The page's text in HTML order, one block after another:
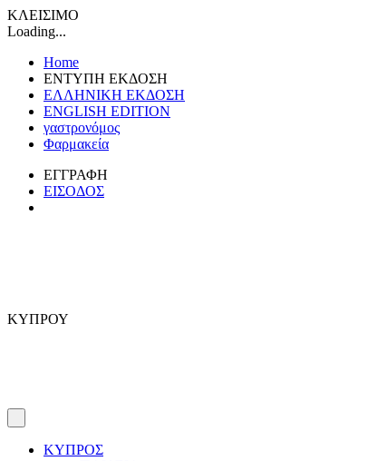
ΚΛΕΙΣΙΜΟ
Loading...
Home
ΕΝΤΥΠΗ ΕΚΔΟΣΗ
ΕΛΛΗΝΙΚΗ ΕΚΔΟΣΗ
ENGLISH EDITION
γαστρονόμος
Φαρμακεία
ΕΓΓΡΑΦΗ
ΕΙΣΟΔΟΣ
ΚΥΠΡΟΥ
ΚΥΠΡΟΣ